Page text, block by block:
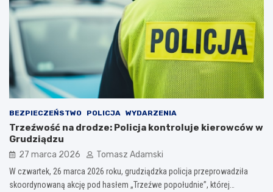
BEZPIECZEŃSTWO POLICJA WYDARZENIA
Trzeźwość na drodze: Policja kontroluje kierowców w
Grudziądzu
27 marca 2026 Tomasz Adamski
W czwartek, 26 marca 2026 roku, grudziądzka policja przeprowadziła
skoordynowaną akcję pod hasłem „Trzeźwe popołudnie”, której…